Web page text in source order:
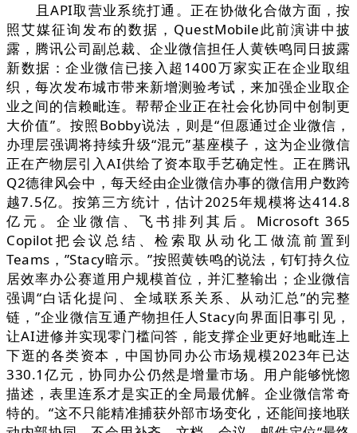
且API取营业系统打通。正在协做化合做方面，按
照艾媒征询发布的数据，QuestMobile此前演讲中披
露，腾讯公司副总裁、企业微信担任人黄铁鸣同日披露
新数据：企业微信已接入超1400万家实正在企业取组
织，每次发布城市带来新增测验考试，来加强企业取企
业之间的信赖毗连。帮帮企业正在社会化协同中创制更
大价值”。按照Bobby说法，则是“但愿通过企业微信，
办理层强调将持续升级“混元”基座模子，这为企业微信
正在产物层引入AI供给了资本取手艺确定性。正在腾讯
Q2德律风会中，每天经由企业微信办事的微信用户数跨
越7.5亿。按第三方统计，估计2025年规模将达414.8
亿元。企业微信、飞书排列其后。Microsoft 365
Copilot把会议总结、检索取从动化工做流前置到
Teams，”Stacy暗示。”按照黄铁鸣的说法，钉钉持久位
居效率办公赛道用户规模首位，并汇整输出；企业微信
强调“白话化提问、全域联系关系、从动汇总”的完整
链，”企业微信互通产物担任人Stacy向界面旧事引见，
让AI进修并实现零门槛问答，能支撑企业更好地毗连上
下逛的各类资本，中国协同办公市场规模2023年已达
330.1亿元，协同办公仍然是增量市场。用户能够恍惚
描述，表里连系才是实正的全局最优解。企业微信常奇
特的。“这不只能精准捕获外部市场变化，还能间接地联